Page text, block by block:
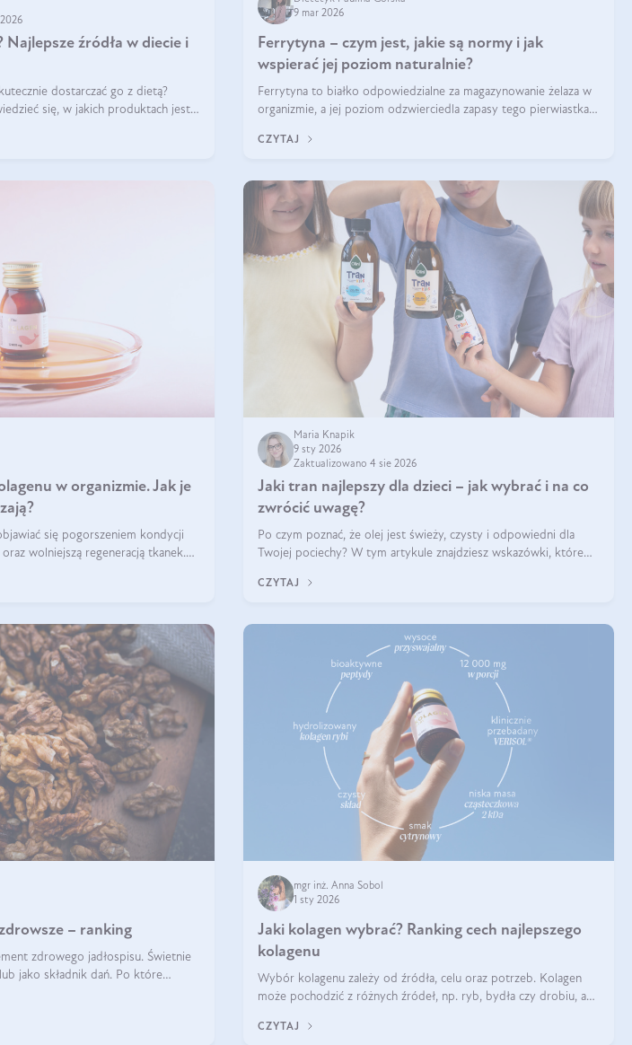
Najlepsze źródła w diecie i
dostarczać go z dietą?
się, w jakich produktach jest
9 mar 2026
Ferrytyna – czym jest, jakie są normy i jak
wspierać jej poziom naturalnie?
Ferrytyna to białko odpowiedzialne za magazynowanie żelaza w
organizmie, a jej poziom odzwierciedla zapasy tego pierwiastka.
ferrytyny daje objawy, które mogą utrudniać codzienne
CZYTAJ
w organizmie. Jak je
się pogorszeniem kondycji
wolniejszą regeneracją tkanek.
paznokci oraz osłabienie włosów.
Maria Knapik
9 sty 2026
Zaktualizowano 4 sie 2026
Jaki tran najlepszy dla dzieci – jak wybrać i na co
zwrócić uwagę?
Po czym poznać, że olej jest świeży, czysty i odpowiedni dla
Twojej pociechy? W tym artykule znajdziesz wskazówki, które
CZYTAJ
– ranking
zdrowego jadłospisu. Świetnie
jako składnik dań. Po które
mgr inż. Anna Sobol
1 sty 2026
Jaki kolagen wybrać? Ranking cech najlepszego
kolagenu
Wybór kolagenu zależy od źródła, celu oraz potrzeb. Kolagen
może pochodzić z różnych źródeł, np. ryb, bydła czy drobiu, a
sprawdza się kolagen rybi, a dla wspierania stawów — kolagen
CZYTAJ